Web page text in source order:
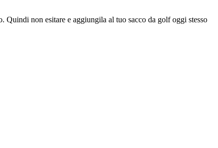
non esitare e aggiungila al tuo sacco da golf oggi stesso